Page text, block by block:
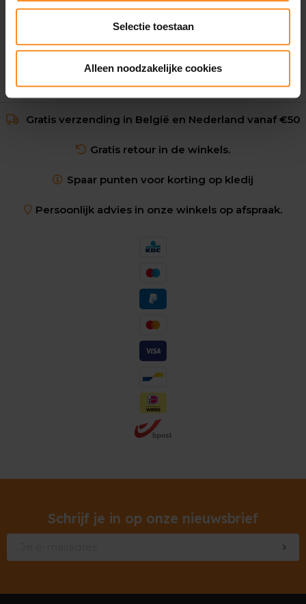
Selectie toestaan
Alleen noodzakelijke cookies
€ 139.95
Gratis verzending in België en Nederland vanaf €50
Gratis retour in de winkels.
Spaar punten voor korting op kledij
Persoonlijk advies in onze winkels op afspraak.
Schrijf je in op onze nieuwsbrief